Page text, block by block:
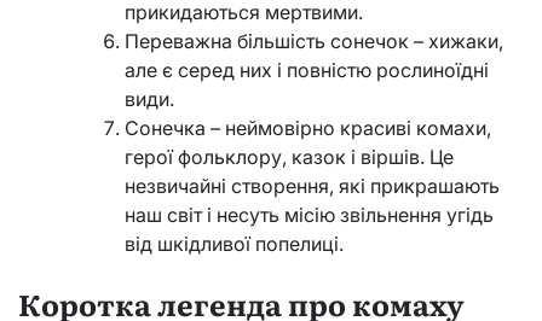
прикидаються мертвими.
Переважна більшість сонечок – хижаки,
але є серед них і повністю рослиноїдні
види.
Сонечка – неймовірно красиві комахи,
герої фольклору, казок і віршів. Це
незвичайні створення, які прикрашають
наш світ і несуть місію звільнення угідь
від шкідливої попелиці.
Коротка легенда про комаху